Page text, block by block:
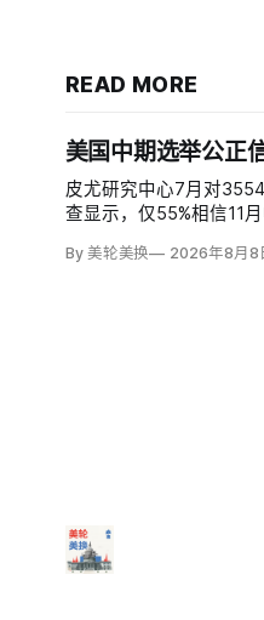
READ MORE
美国中期选举公正
皮尤研究中心7月对
查显示，仅55%相信11
64%和2020年的59%。
By 美轮美换 2026年8月8